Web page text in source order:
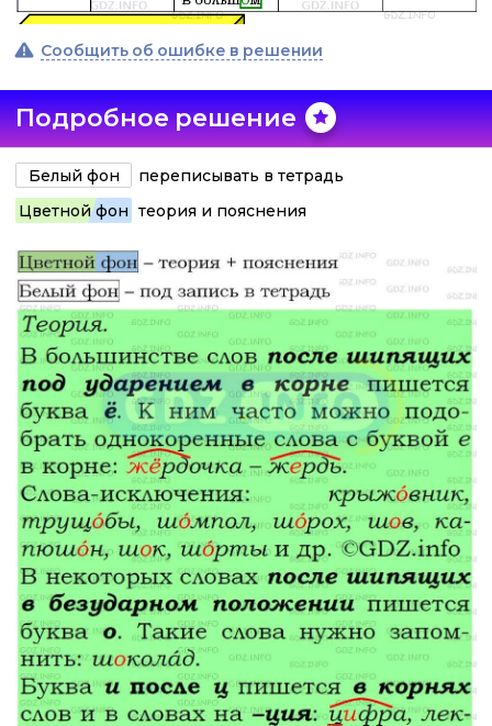
Сообщить об ошибке в решении
Подробное решение
Белый фон
переписывать в тетрадь
Цветной фон теория и пояснения